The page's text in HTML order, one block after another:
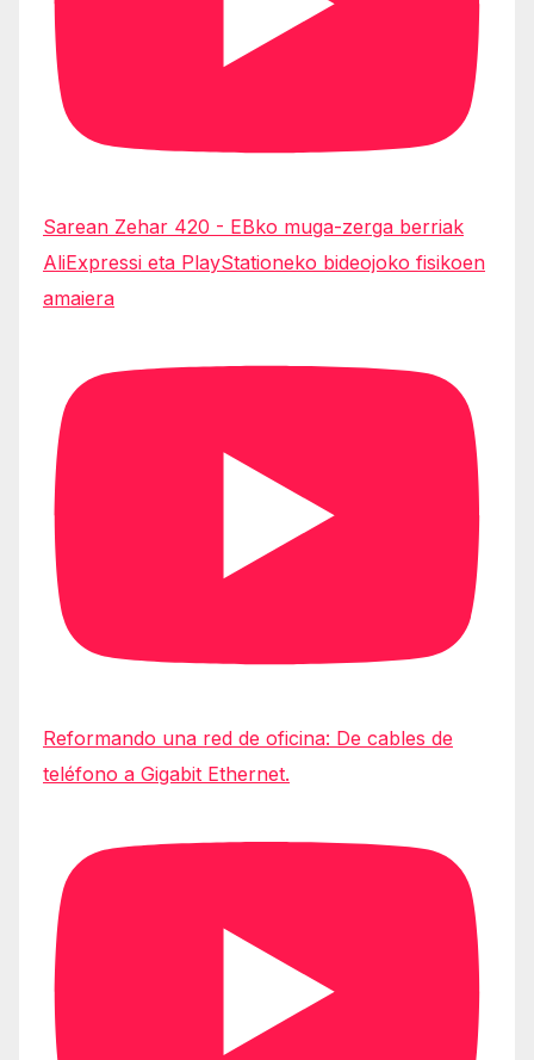
Sarean Zehar 420 - EBko muga-zerga berriak
AliExpressi eta PlayStationeko bideojoko fisikoen
amaiera
Reformando una red de oficina: De cables de
teléfono a Gigabit Ethernet.